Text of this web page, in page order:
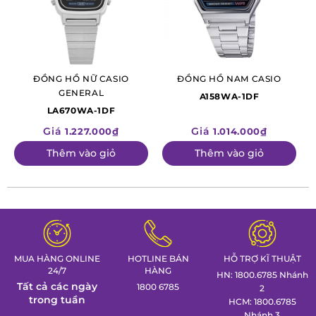
ĐỒNG HỒ NỮ CASIO
GENERAL
LA670WA-1DF
Giá 1.227.000₫
Thêm vào giỏ
ĐỒNG HỒ NAM CASIO
A158WA-1DF
Giá 1.014.000₫
Thêm vào giỏ
MUA HÀNG ONLINE
24/7
Tất cả các ngày
trong tuần
HOTLINE BÁN
HÀNG
1800 6785
HỖ TRỢ KĨ THUẬT
HN: 1800.6785 Nhánh
2
HCM: 1800.6785